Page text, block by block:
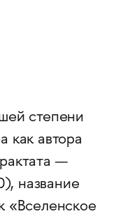
степени
как автора
—
название
«Вселенское